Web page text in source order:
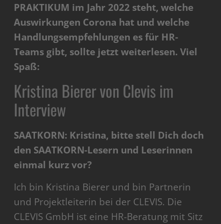
PRAKTIKUM im Jahr 2022 steht, welche
Auswirkungen Corona hat und welche
Handlungsempfehlungen es für HR-
Teams gibt, sollte jetzt weiterlesen. Viel
Spaß:
Kristina Bierer von Clevis im
Interview
SAATKORN: Kristina, bitte stell Dich doch
den SAATKORN-Lesern und Leserinnen
einmal kurz vor?
Ich bin Kristina Bierer und bin Partnerin
und Projektleiterin bei der CLEVIS. Die
CLEVIS GmbH ist eine HR-Beratung mit Sitz